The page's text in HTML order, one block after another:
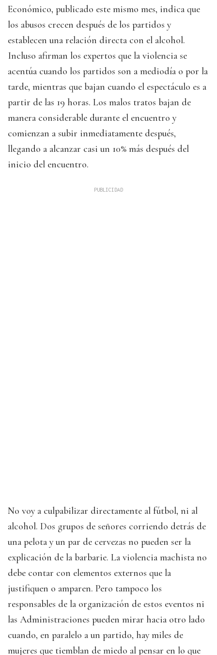
Económico, publicado este mismo mes, indica que
los abusos crecen después de los partidos y
establecen una relación directa con el alcohol.
Incluso afirman los expertos que la violencia se
acentúa cuando los partidos son a mediodía o por la
tarde, mientras que bajan cuando el espectáculo es a
partir de las 19 horas. Los malos tratos bajan de
manera considerable durante el encuentro y
comienzan a subir inmediatamente después,
llegando a alcanzar casi un 10% más después del
inicio del encuentro.
No voy a culpabilizar directamente al fútbol, ni al
alcohol. Dos grupos de señores corriendo detrás de
una pelota y un par de cervezas no pueden ser la
explicación de la barbarie. La violencia machista no
debe contar con elementos externos que la
justifiquen o amparen. Pero tampoco los
responsables de la organización de estos eventos ni
las Administraciones pueden mirar hacia otro lado
cuando, en paralelo a un partido, hay miles de
mujeres que tiemblan de miedo al pensar en lo que